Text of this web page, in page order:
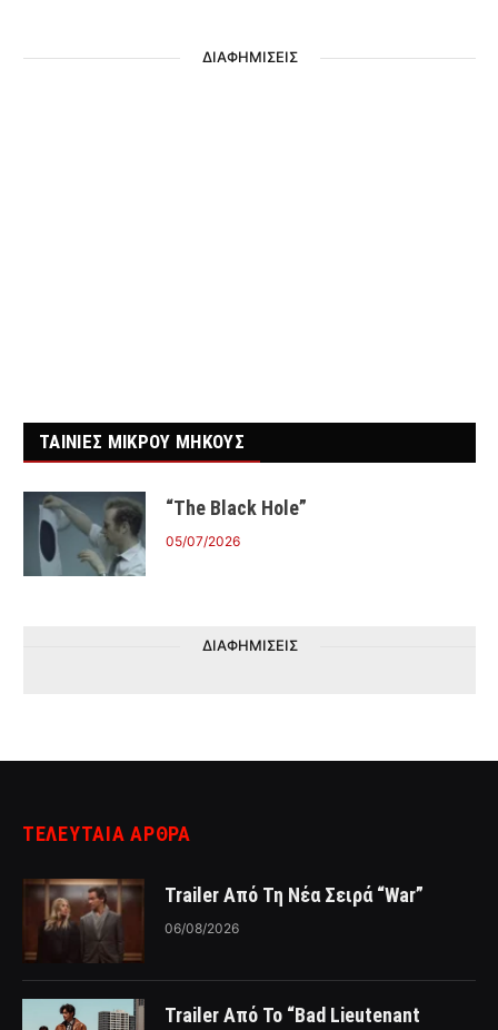
ΔΙΑΦΗΜΙΣΕΙΣ
ΤΑΙΝΙΕΣ ΜΙΚΡΟΥ ΜΗΚΟΥΣ
“The Black Hole”
05/07/2026
ΔΙΑΦΗΜΙΣΕΙΣ
ΤΕΛΕΥΤΑΙΑ ΑΡΘΡΑ
Trailer Από Τη Νέα Σειρά “War”
06/08/2026
Trailer Από Το “Bad Lieutenant